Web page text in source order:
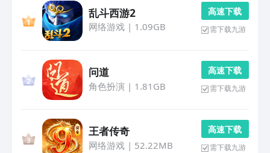
乱斗西游2
网络游戏| 1.09GB
高 速 下 载
需下载九游
问道
角色扮演 | 1.81GB
高 速 下 载
需下载九游
王者传奇
网络游戏| 52.22MB
高 速 下 载
需下载九游